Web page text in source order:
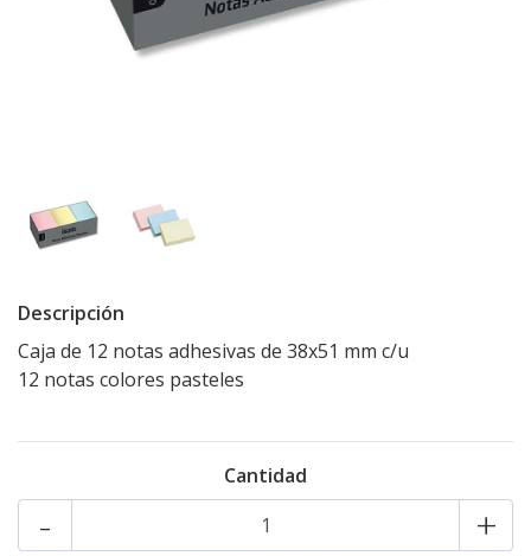
Descripción
Caja de 12 notas adhesivas de 38x51 mm c/u
12 notas colores pasteles
Cantidad
+
-